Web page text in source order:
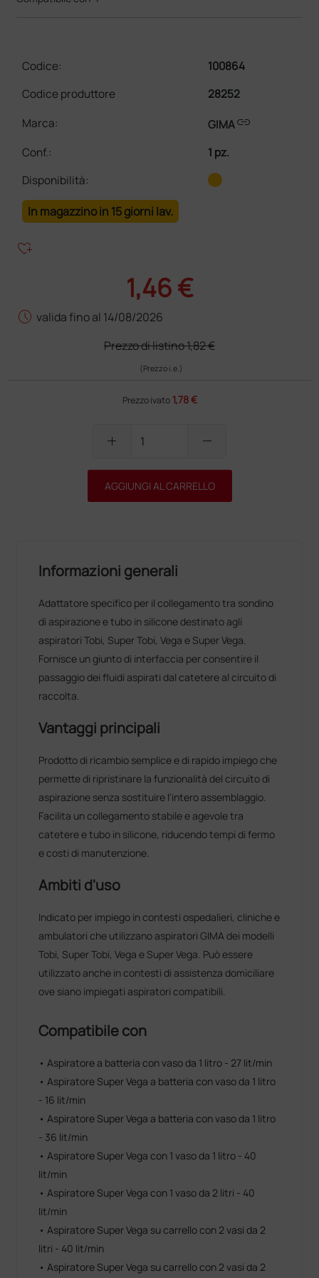
Codice:
100864
Codice produttore
28252
Marca:
GIMAlink
Conf.:
1 pz.
Disponibilità:
In magazzino in 15 giorni lav.
heart_plus
1,46 €
schedule valida fino al 14/08/2026
Prezzo di listino1,82 €
(Prezzo i.e.)
Prezzo ivato 1,78 €
add remove
AGGIUNGI AL CARRELLO
Informazioni generali
Adattatore specifico per il collegamento tra sondino
di aspirazione e tubo in silicone destinato agli
aspiratori Tobi, Super Tobi, Vega e Super Vega.
Fornisce un giunto di interfaccia per consentire il
passaggio dei fluidi aspirati dal catetere al circuito di
raccolta.
Vantaggi principali
Prodotto di ricambio semplice e di rapido impiego che
permette di ripristinare la funzionalità del circuito di
aspirazione senza sostituire l'intero assemblaggio.
Facilita un collegamento stabile e agevole tra
catetere e tubo in silicone, riducendo tempi di fermo
e costi di manutenzione.
Ambiti d'uso
Indicato per impiego in contesti ospedalieri, cliniche e
ambulatori che utilizzano aspiratori GIMA dei modelli
Tobi, Super Tobi, Vega e Super Vega. Può essere
utilizzato anche in contesti di assistenza domiciliare
ove siano impiegati aspiratori compatibili.
Compatibile con
• Aspiratore a batteria con vaso da 1 litro - 27 lit/min
• Aspiratore Super Vega a batteria con vaso da 1 litro
- 16 lit/min
• Aspiratore Super Vega a batteria con vaso da 1 litro
- 36 lit/min
• Aspiratore Super Vega con 1 vaso da 1 litro - 40
lit/min
• Aspiratore Super Vega con 1 vaso da 2 litri - 40
lit/min
• Aspiratore Super Vega su carrello con 2 vasi da 2
litri - 40 lit/min
• Aspiratore Super Vega su carrello con 2 vasi da 2